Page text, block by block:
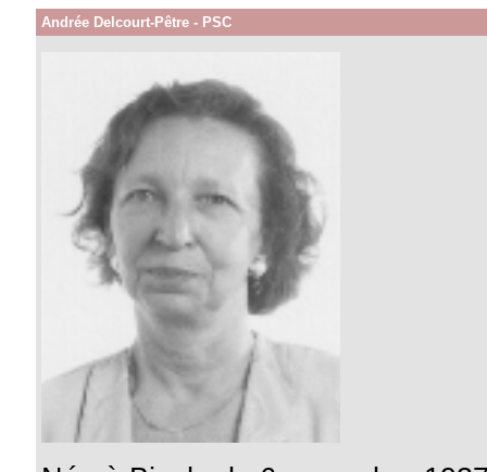
Andrée Delcourt-Pêtre - PSC